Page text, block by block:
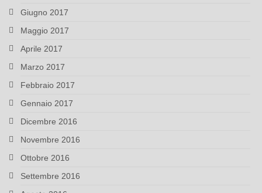
Giugno 2017
Maggio 2017
Aprile 2017
Marzo 2017
Febbraio 2017
Gennaio 2017
Dicembre 2016
Novembre 2016
Ottobre 2016
Settembre 2016